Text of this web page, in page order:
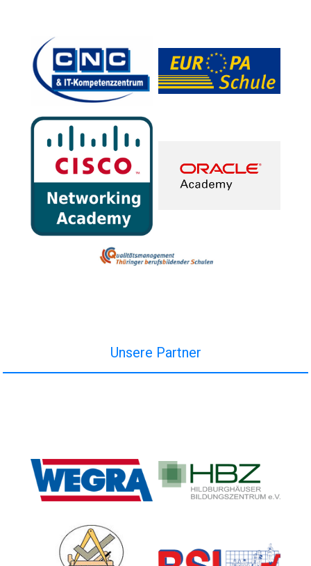
Unsere Partner